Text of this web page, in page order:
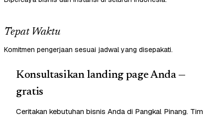
Tepat Waktu
Komitmen pengerjaan sesuai jadwal yang disepakati.
Konsultasikan landing page Anda —
gratis
Ceritakan kebutuhan bisnis Anda di Pangkal Pinang. Tim